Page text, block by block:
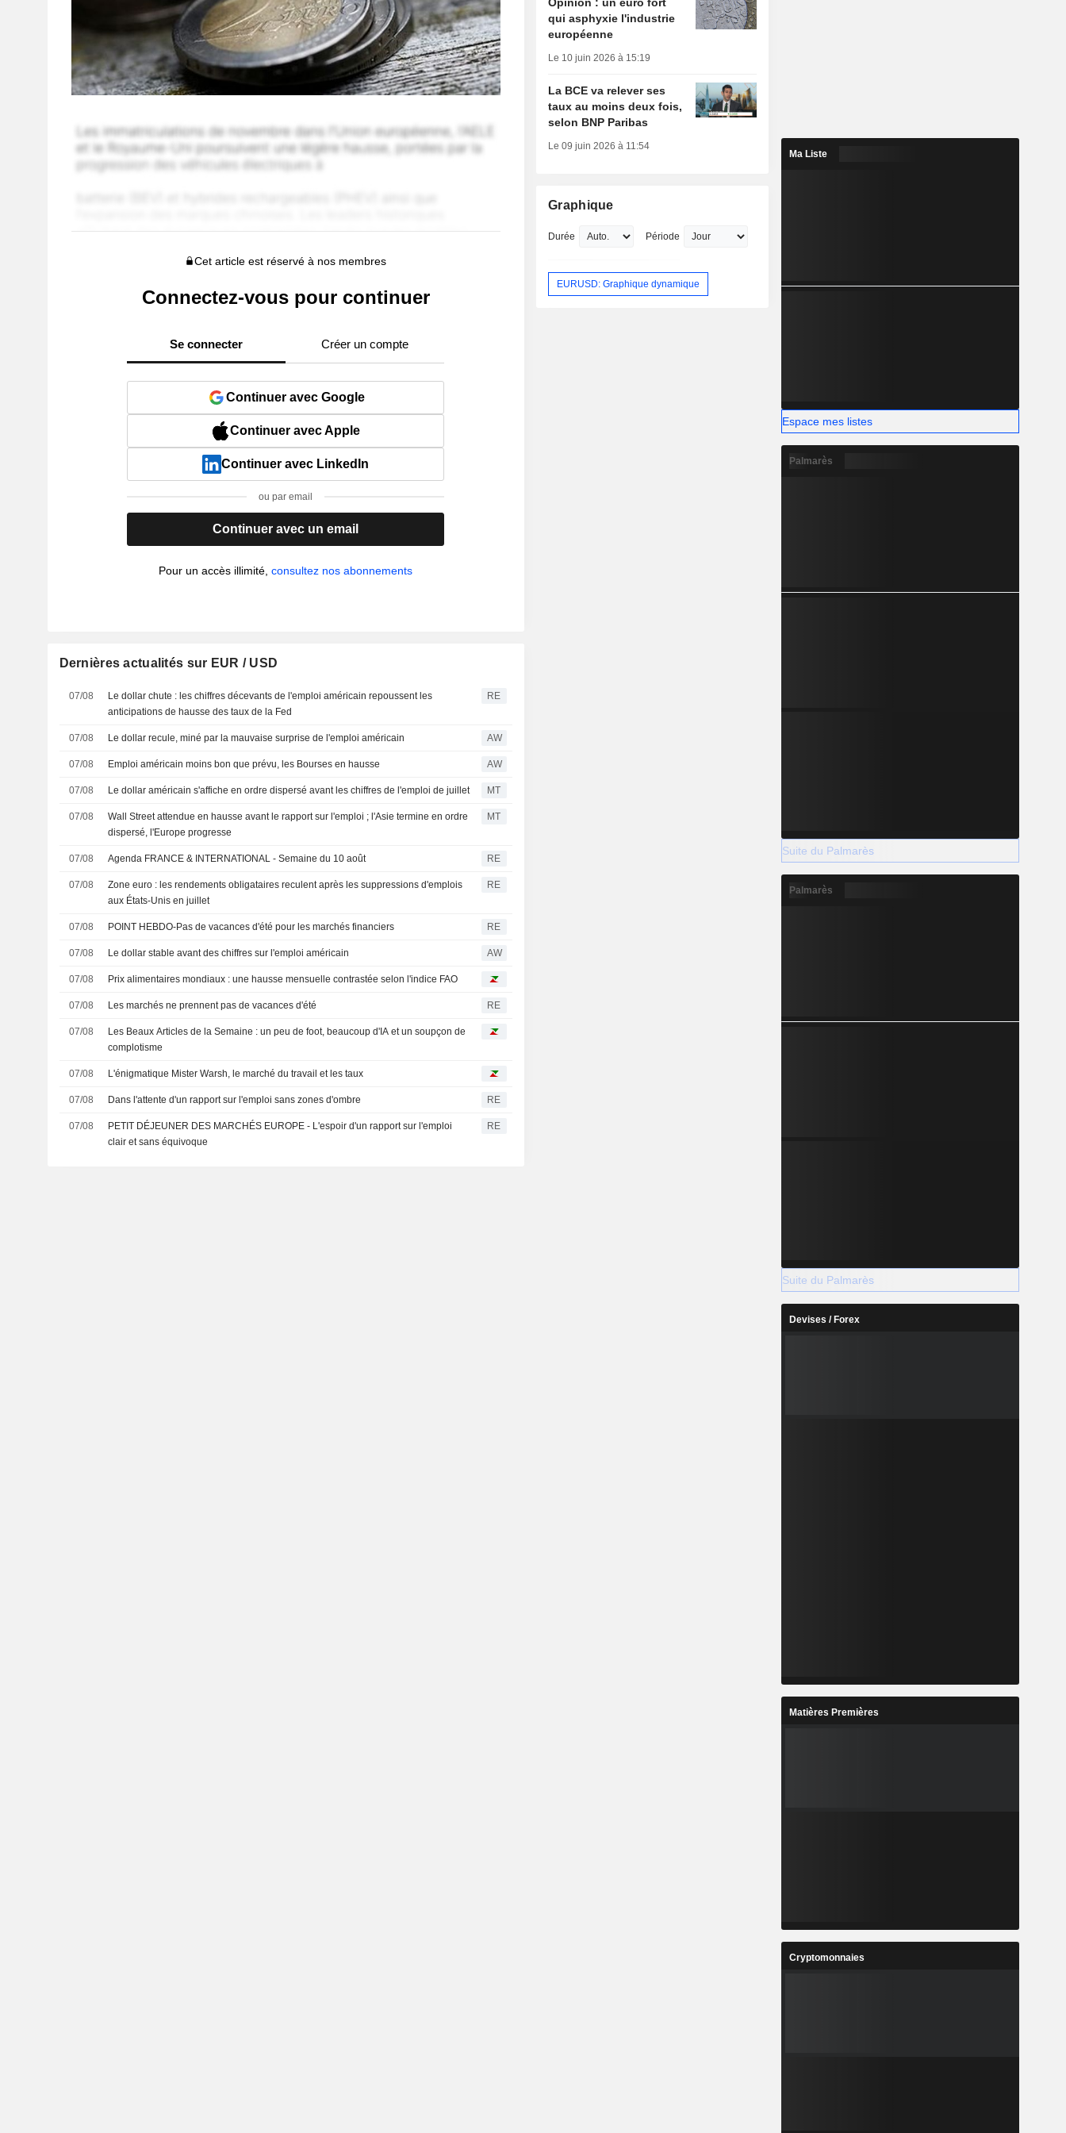
Cet article est réservé à nos membres
Connectez-vous pour continuer
Se connecter Créer un compte
Continuer avec Google
Continuer avec Apple
Continuer avec LinkedIn
ou par email
Continuer avec un email
Pour un accès illimité,consultez nos abonnements
Dernières actualités sur EUR / USD
07/08
Le dollar chute : les chiffres décevants de l'emploi américain repoussent les
anticipations de hausse des taux de la Fed
RE
07/08 Le dollar recule, miné par la mauvaise surprise de l'emploi américain AW
07/08 Emploi américain moins bon que prévu, les Bourses en hausse AW
07/08 Le dollar américain s'affiche en ordre dispersé avant les chiffres de l'emploi de juillet MT
07/08
Wall Street attendue en hausse avant le rapport sur l'emploi ; l'Asie termine en ordre
dispersé, l'Europe progresse
MT
07/08 Agenda FRANCE & INTERNATIONAL - Semaine du 10 août RE
07/08
Zone euro : les rendements obligataires reculent après les suppressions d'emplois
aux États-Unis en juillet
RE
07/08 POINT HEBDO-Pas de vacances d'été pour les marchés financiers RE
07/08 Le dollar stable avant des chiffres sur l'emploi américain AW
07/08 Prix alimentaires mondiaux : une hausse mensuelle contrastée selon l'indice FAO
07/08 Les marchés ne prennent pas de vacances d'été RE
07/08
Les Beaux Articles de la Semaine : un peu de foot, beaucoup d'IA et un soupçon de
complotisme
07/08 L'énigmatique Mister Warsh, le marché du travail et les taux
07/08 Dans l'attente d'un rapport sur l'emploi sans zones d'ombre RE
07/08
PETIT DÉJEUNER DES MARCHÉS EUROPE - L'espoir d'un rapport sur l'emploi
clair et sans équivoque
RE
qui asphyxie l'industrie
européenne
Le 10 juin 2026 à 15:19
La BCE va relever ses
taux au moins deux fois,
selon BNP Paribas
Le 09 juin 2026 à 11:54
Graphique
Durée Période
EURUSD: Graphique dynamique
Ma Liste
Espace mes listes
Palmarès
Suite du Palmarès
Palmarès
Suite du Palmarès
Devises / Forex
Matières Premières
Cryptomonnaies